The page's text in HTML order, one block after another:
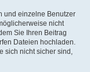
und einzelne Benutzer
nicht
Sie Ihren Beitrag
Dateien hochladen.
sich nicht sicher sind,